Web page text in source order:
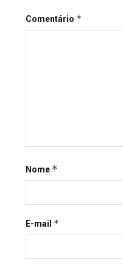
Comentário *
Nome *
E-mail *